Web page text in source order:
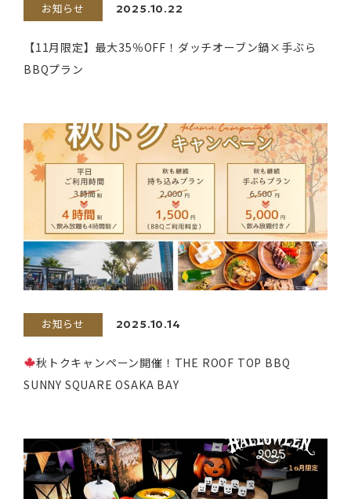
お知らせ 2025.10.22
【11月限定】最大35％OFF！ダッチオーブン鍋×手ぶら
BBQプラン
お知らせ 2025.10.14
秋トクキャンペーン開催！THE ROOF TOP BBQ
SUNNY SQUARE OSAKA BAY